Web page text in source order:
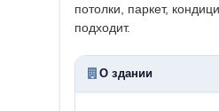
потолки, паркет,
подходит.
О здании